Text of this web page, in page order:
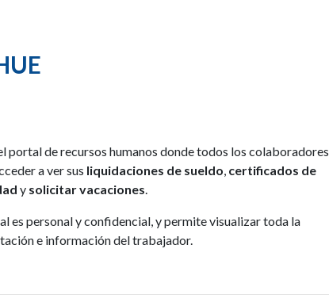
portal de recursos humanos donde todos los colaboradores
a ver sus liquidaciones de sueldo, certificados de
y solicitar vacaciones.
es personal y confidencial, y permite visualizar toda la
e información del trabajador.